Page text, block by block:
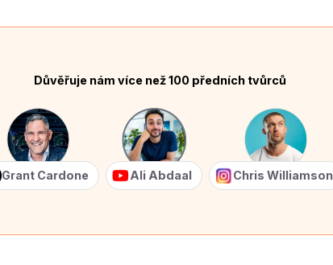
Důvěřuje nám více než 100 předních tvůrců
Grant Cardone Ali Abdaal Chris Williamson